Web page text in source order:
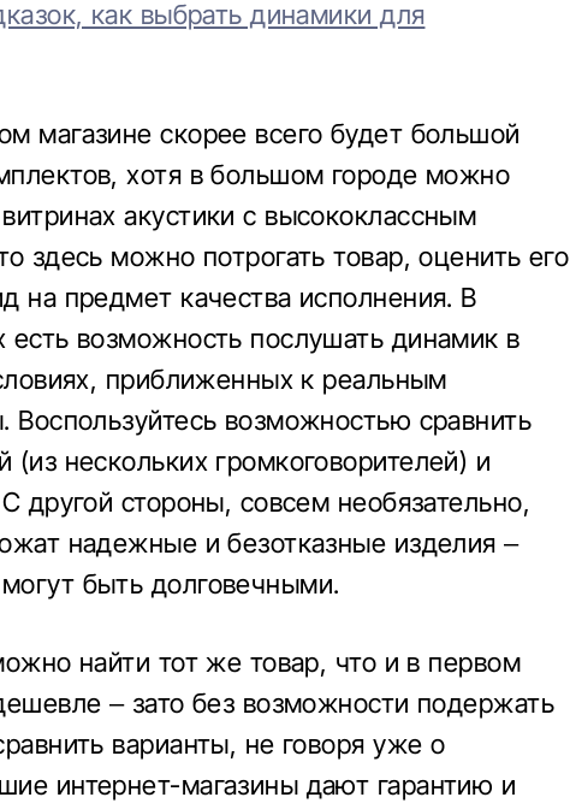
как выбрать динамики для
магазине скорее всего будет большой
хотя в большом городе можно
акустики с высококлассным
здесь можно потрогать товар, оценить его
на предмет качества исполнения. В
есть возможность послушать динамик в
приближенных к реальным
Воспользуйтесь возможностью сравнить
(из нескольких громкоговорителей) и
другой стороны, совсем необязательно,
надежные и безотказные изделия –
быть долговечными.
найти тот же товар, что и в первом
– зато без возможности подержать
варианты, не говоря уже о
интернет-магазины дают гарантию и